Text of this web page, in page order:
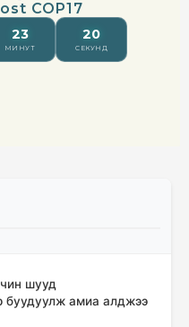
шууд
буудуулж амиа алджээ